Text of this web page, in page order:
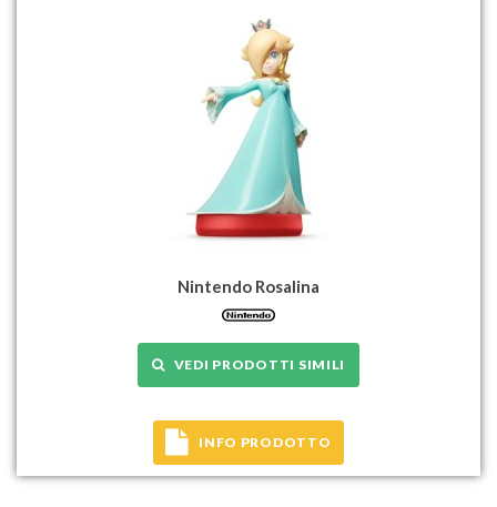
Nintendo Rosalina
VEDI PRODOTTI SIMILI
INFO PRODOTTO